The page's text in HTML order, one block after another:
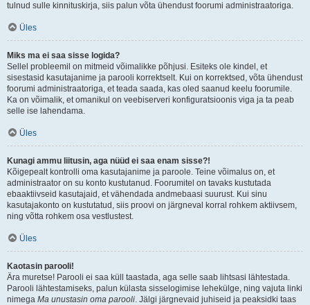
tulnud sulle kinnituskirja, siis palun võta ühendust foorumi administraatoriga.
Üles
Miks ma ei saa sisse logida?
Sellel probleemil on mitmeid võimalikke põhjusi. Esiteks ole kindel, et
sisestasid kasutajanime ja parooli korrektselt. Kui on korrektsed, võta ühendust
foorumi administraatoriga, et teada saada, kas oled saanud keelu foorumile.
Ka on võimalik, et omanikul on veebiserveri konfiguratsioonis viga ja ta peab
selle ise lahendama.
Üles
Kunagi ammu liitusin, aga nüüd ei saa enam sisse?!
Kõigepealt kontrolli oma kasutajanime ja paroole. Teine võimalus on, et
administraator on su konto kustutanud. Foorumitel on tavaks kustutada
ebaaktiivseid kasutajaid, et vähendada andmebaasi suurust. Kui sinu
kasutajakonto on kustutatud, siis proovi on järgneval korral rohkem aktiivsem,
ning võtta rohkem osa vestlustest.
Üles
Kaotasin parooli!
Ära muretse! Parooli ei saa küll taastada, aga selle saab lihtsasi lähtestada.
Parooli lähtestamiseks, palun külasta sisselogimise lehekülge, ning vajuta linki
nimega Ma unustasin oma parooli. Jälgi järgnevaid juhiseid ja peaksidki taas